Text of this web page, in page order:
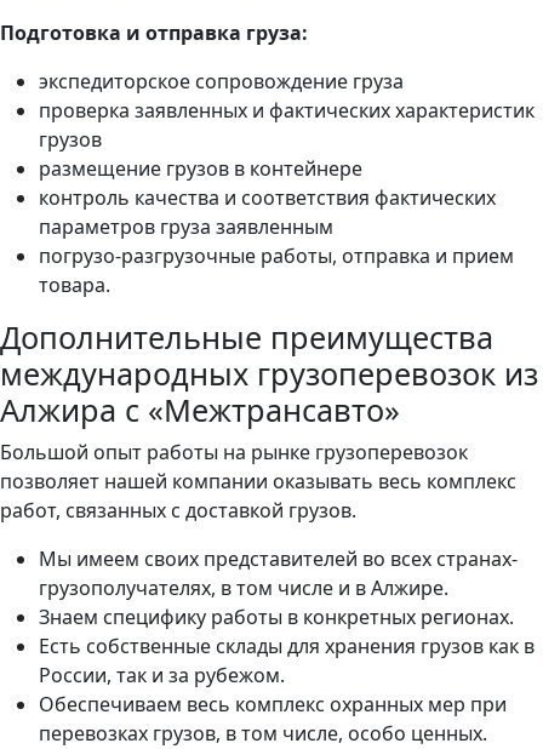
Подготовка и отправка груза:
экспедиторское сопровождение груза
проверка заявленных и фактических характеристик
грузов
размещение грузов в контейнере
контроль качества и соответствия фактических
параметров груза заявленным
погрузо-разгрузочные работы, отправка и прием
товара.
Дополнительные преимущества
международных грузоперевозок из
Алжира с «Межтрансавто»
Большой опыт работы на рынке грузоперевозок
позволяет нашей компании оказывать весь комплекс
работ, связанных с доставкой грузов.
Мы имеем своих представителей во всех странах-
грузополучателях, в том числе и в Алжире.
Знаем специфику работы в конкретных регионах.
Есть собственные склады для хранения грузов как в
России, так и за рубежом.
Обеспечиваем весь комплекс охранных мер при
перевозках грузов, в том числе, особо ценных.